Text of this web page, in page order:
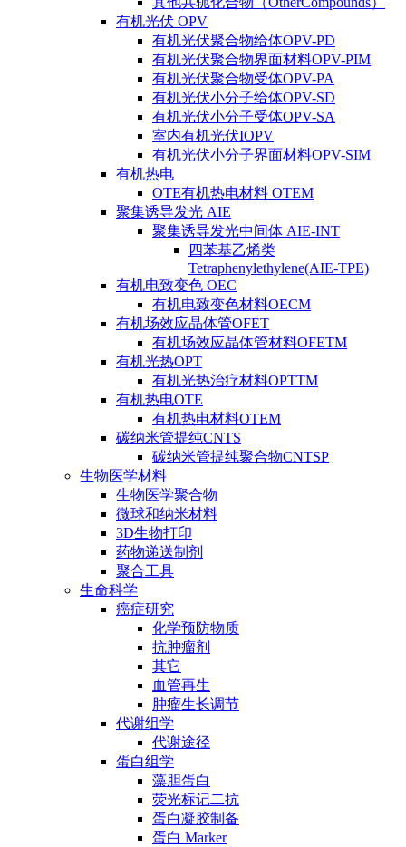
有机光伏 OPV
有机光伏聚合物给体OPV-PD
有机光伏聚合物界面材料OPV-PIM
有机光伏聚合物受体OPV-PA
有机光伏小分子给体OPV-SD
有机光伏小分子受体OPV-SA
室内有机光伏IOPV
有机光伏小分子界面材料OPV-SIM
有机热电
OTE有机热电材料 OTEM
聚集诱导发光 AIE
聚集诱导发光中间体 AIE-INT
四苯基乙烯类
Tetraphenylethylene(AIE-TPE)
有机电致变色 OEC
有机电致变色材料OECM
有机场效应晶体管OFET
有机场效应晶体管材料OFETM
有机光热OPT
有机光热治疗材料OPTTM
有机热电OTE
有机热电材料OTEM
碳纳米管提纯CNTS
碳纳米管提纯聚合物CNTSP
生物医学材料
生物医学聚合物
微球和纳米材料
3D生物打印
药物递送制剂
聚合工具
生命科学
癌症研究
化学预防物质
抗肿瘤剂
其它
血管再生
肿瘤生长调节
代谢组学
代谢途径
蛋白组学
藻胆蛋白
荧光标记二抗
蛋白凝胶制备
蛋白 Marker